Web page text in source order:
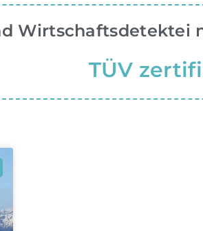
Wirtschaftsdetektei
TÜV